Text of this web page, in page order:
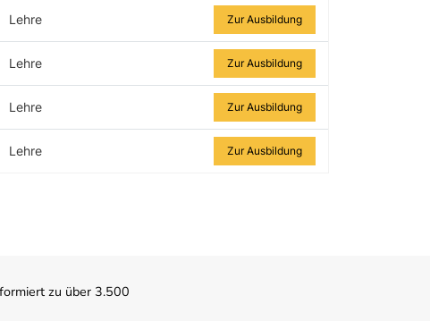
Lehre Zur Ausbildung
Lehre Zur Ausbildung
Lehre Zur Ausbildung
Lehre Zur Ausbildung
zu über 3.500